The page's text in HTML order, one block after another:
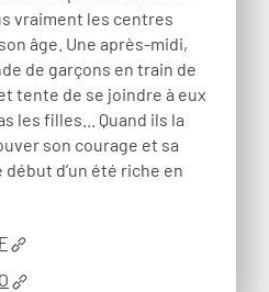
vraiment les centres
âge. Une après-midi,
de garçons en train de
tente de se joindre à eux
les filles... Quand ils la
son courage et sa
d’un été riche en